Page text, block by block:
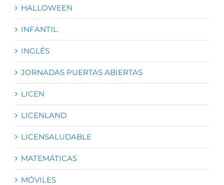
HALLOWEEN
INFANTIL
INGLÉS
JORNADAS PUERTAS ABIERTAS
LICEN
LICENLAND
LICENSALUDABLE
MATEMÁTICAS
MÓVILES